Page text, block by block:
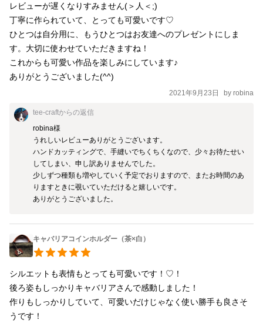
レビューが遅くなりすみません(＞人＜;)
丁寧に作られていて、とっても可愛いです♡
ひとつは自分用に、もうひとつはお友達へのプレゼントにしま
す。大切に使わせていただきますね！
これからも可愛い作品を楽しみにしています♪
ありがとうございました(^^)
2021年9月23日 by robina
tee-craftからの返信
robina様
うれしいレビューありがとうございます。
ハンドカッティングで、手縫いでちくちくなので、少々お待たせい
してしまい、申し訳ありませんでした。
少しずつ種類も増やしていく予定でおりますので、またお時間のあ
りますときに覗いていただけると嬉しいです。
キャバリアコインホルダー（茶×白）
シルエットも表情もとっても可愛いです！♡！
後ろ姿もしっかりキャバリアさんで感動しました！
作りもしっかりしていて、可愛いだけじゃなく使い勝手も良さそ
うです！